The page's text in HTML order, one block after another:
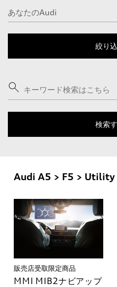
Audi A5 > F5 > Utility
販売店受取限定商品
MMI MIB2ナビアップ